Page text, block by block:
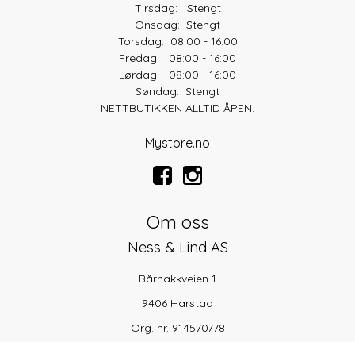
Tirsdag: Stengt
Onsdag: Stengt
Torsdag: 08:00 - 16:00
Fredag: 08:00 - 16:00
Lørdag: 08:00 - 16:00
Søndag: Stengt
NETTBUTIKKEN ALLTID ÅPEN.
Mystore.no
Om oss
Ness & Lind AS
Bårnakkveien 1
9406 Harstad
Org. nr. 914570778